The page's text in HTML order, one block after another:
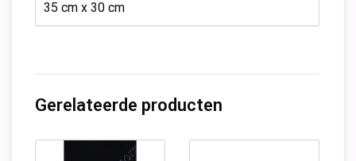
35 cm x 30 cm
Gerelateerde producten